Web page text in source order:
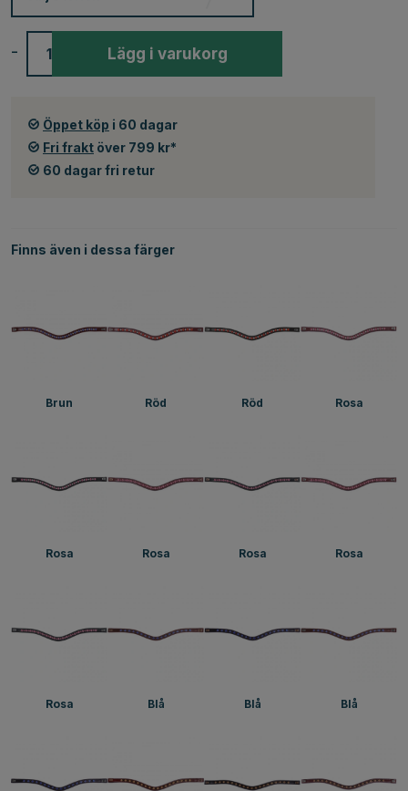
- Lägg i varukorg
Öppet köp i 60 dagar
Fri frakt över 799 kr*
60 dagar fri retur
Finns även i dessa färger
Brun Röd Röd Rosa
Rosa Rosa Rosa Rosa
Rosa Blå Blå Blå